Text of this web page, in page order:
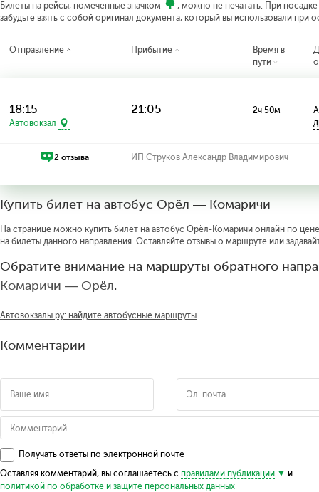
Билеты на рейсы, помеченные значком
, можно не печатать. При
забудьте взять с собой оригинал документа, который вы использовали при
Отправление Прибытие
Время в
пути
18:15
Автовокзал
21:05 2ч 50м
2 отзыва ИП Струков Александр Владимирович
Купить билет на автобус Орёл — Комаричи
На странице можно купить билет на автобус Орёл-Комаричи онлайн по
на билеты данного направления. Оставляйте отзывы о маршруте или
Обратите внимание на маршруты обратного
Комаричи — Орёл.
Автовокзалы.ру: найдите автобусные маршруты
Комментарии
Получать ответы по электронной почте
Оставляя комментарий, вы соглашаетесь с правилами публикации
и
политикой по обработке и защите персональных данных